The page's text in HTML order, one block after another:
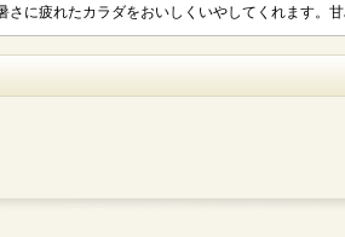
に疲れたカラダをおいしくいやしてくれます。